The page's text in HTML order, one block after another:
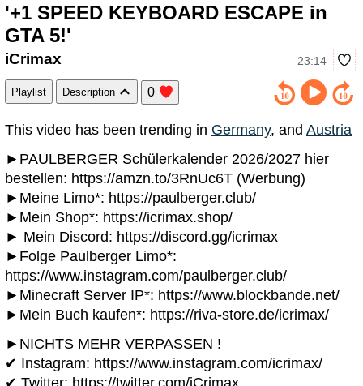
'+1 SPEED KEYBOARD ESCAPE in
GTA 5!'
23:14
iCrimax
Playlist Description 0
This video has been trending in Germany, and Austria
►PAULBERGER Schülerkalender 2026/2027 hier
bestellen: https://amzn.to/3RnUc6T (Werbung)
►Meine Limo*: https://paulberger.club/
►Mein Shop*: https://icrimax.shop/
► Mein Discord: https://discord.gg/icrimax
►Folge Paulberger Limo*:
https://www.instagram.com/paulberger.club/
►Minecraft Server IP*: https://www.blockbande.net/
►Mein Buch kaufen*: https://riva-store.de/icrimax/
►NICHTS MEHR VERPASSEN !
✔ Instagram: https://www.instagram.com/icrimax/